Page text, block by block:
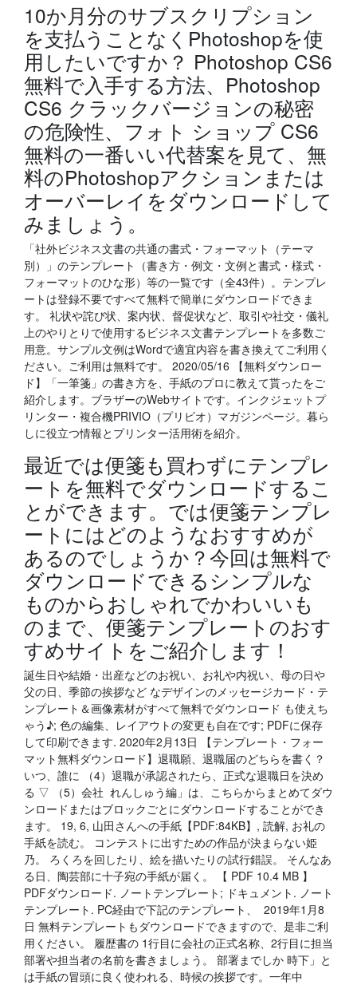
10か月分のサブスクリプション
を支払うことなくPhotoshopを使
用したいですか？ Photoshop CS6
無料で入手する方法、Photoshop
CS6 クラックバージョンの秘密
の危険性、フォト ショップ CS6
無料の一番いい代替案を見て、無
料のPhotoshopアクションまたは
オーバーレイをダウンロードして
みましょう。
「社外ビジネス文書の共通の書式・フォーマット（テーマ
別）」のテンプレート（書き方・例文・文例と書式・様式・
フォーマットのひな形）等の一覧です（全43件）。テンプレ
ートは登録不要ですべて無料で簡単にダウンロードできま
す。 礼状や詫び状、案内状、督促状など、取引や社交・儀礼
上のやりとりで使用するビジネス文書テンプレートを多数ご
用意。サンプル文例はWordで適宜内容を書き換えてご利用く
ださい。ご利用は無料です。 2020/05/16 【無料ダウンロー
ド】「一筆箋」の書き方を、手紙のプロに教えて貰ったをご
紹介します。ブラザーのWebサイトです。インクジェットプ
リンター・複合機PRIVIO（プリビオ）マガジンページ。暮ら
しに役立つ情報とプリンター活用術を紹介。
最近では便箋も買わずにテンプレ
ートを無料でダウンロードするこ
とができます。では便箋テンプレ
ートにはどのようなおすすめが
あるのでしょうか？今回は無料で
ダウンロードできるシンプルな
ものからおしゃれでかわいいも
のまで、便箋テンプレートのおす
すめサイトをご紹介します！
誕生日や結婚・出産などのお祝い、お礼や内祝い、母の日や
父の日、季節の挨拶など なデザインのメッセージカード・テ
ンプレート＆画像素材がすべて無料でダウンロード も使えち
ゃう♪; 色の編集、レイアウトの変更も自在です; PDFに保存
して印刷できます. 2020年2月13日 【テンプレート・フォー
マット無料ダウンロード】退職願、退職届のどちらを書く？
いつ、誰に （4）退職が承認されたら、正式な退職日を決め
る ▽ （5）会社 れんしゅう編」は、こちらからまとめてダウ
ンロードまたはブロックごとにダウンロードすることができ
ます。 19, 6, 山田さんへの手紙【PDF:84KB】, 読解, お礼の
手紙を読む。 コンテストに出すための作品が決まらない姫
乃。 ろくろを回したり、絵を描いたりの試行錯誤。 そんなあ
る日、陶芸部に十子宛の手紙が届く。 【 PDF 10.4 MB 】
PDFダウンロード. ノートテンプレート; ドキュメント. ノート
テンプレート. PC経由で下記のテンプレート、 2019年1月8
日 無料テンプレートもダウンロードできますので、是非ご利
用ください。 履歴書の 1行目に会社の正式名称、2行目に担当
部署や担当者の名前を書きましょう。 部署までしか 時下」と
は手紙の冒頭に良く使われる、時候の挨拶です。一年中